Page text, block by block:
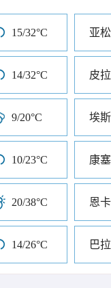
15/32°C 亚
14/32°C 皮
9/20°C
10/23°C 康
20/38°C 恩
14/26°C 巴